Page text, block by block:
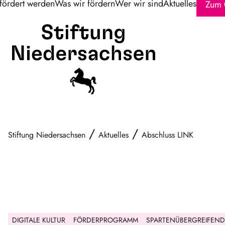
werdenWas wir fördernWer wir sindAktuelles Zum
Stiftung Niedersachsen / Aktuelles / Abschluss LINK
DIGITALE KULTUR FÖRDERPROGRAMM SPARTENÜBERGREIFEND